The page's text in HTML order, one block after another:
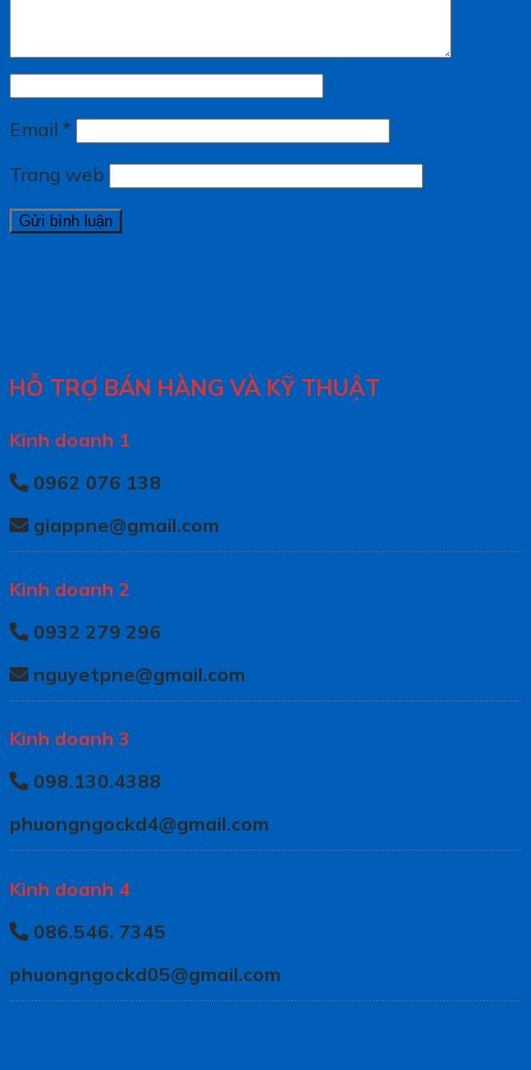
Email *
Trang web
HỖ TRỢ BÁN HÀNG VÀ KỸ THUẬT
Kinh doanh 1
0962 076 138
giappne@gmail.com
Kinh doanh 2
0932 279 296
nguyetpne@gmail.com
Kinh doanh 3
098.130.4388
phuongngockd4@gmail.com
Kinh doanh 4
086.546. 7345
phuongngockd05@gmail.com